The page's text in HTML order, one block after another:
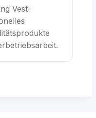
Vest-